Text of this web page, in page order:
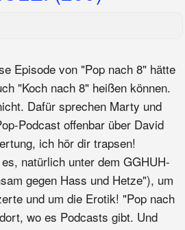
Episode von "Pop nach 8" hätte
"Koch nach 8" heißen können.
Dafür sprechen Marty und
Podcast offenbar über David
ich hör dir trapsen!
natürlich unter dem GGHUH-
gegen Hass und Hetze"), um
und um die Erotik! "Pop nach
wo es Podcasts gibt. Und